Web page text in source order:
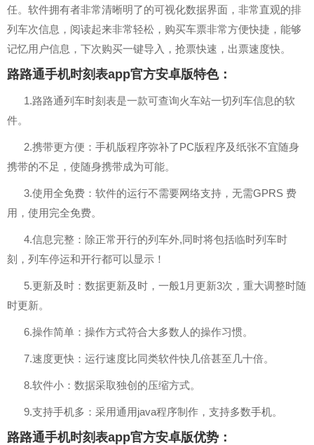
任。软件拥有者非常清晰明了的可视化数据界面，非常直观的排
列车次信息，阅读起来非常轻松，购买车票非常方便快捷，能够
记忆用户信息，下次购买一键导入，抢票快速，出票速度快。
路路通手机时刻表app官方安卓版特色：
1.路路通列车时刻表是一款可查询火车站一切列车信息的软
件。
2.携带更方便：手机版程序弥补了PC版程序及纸张不宜随身
携带的不足，使随身携带成为可能。
3.使用全免费：软件的运行不需要网络支持，无需GPRS 费
用，使用完全免费。
4.信息完整：除正常开行的列车外,同时将包括临时列车时
刻，列车停运和开行都可以显示！
5.更新及时：数据更新及时，一般1月更新3次，重大调整时随
时更新。
6.操作简单：操作方式符合大多数人的操作习惯。
7.速度更快：运行速度比同类软件快几倍甚至几十倍。
8.软件小：数据采取独创的压缩方式。
9.支持手机多：采用通用java程序制作，支持多数手机。
路路通手机时刻表app官方安卓版优势：